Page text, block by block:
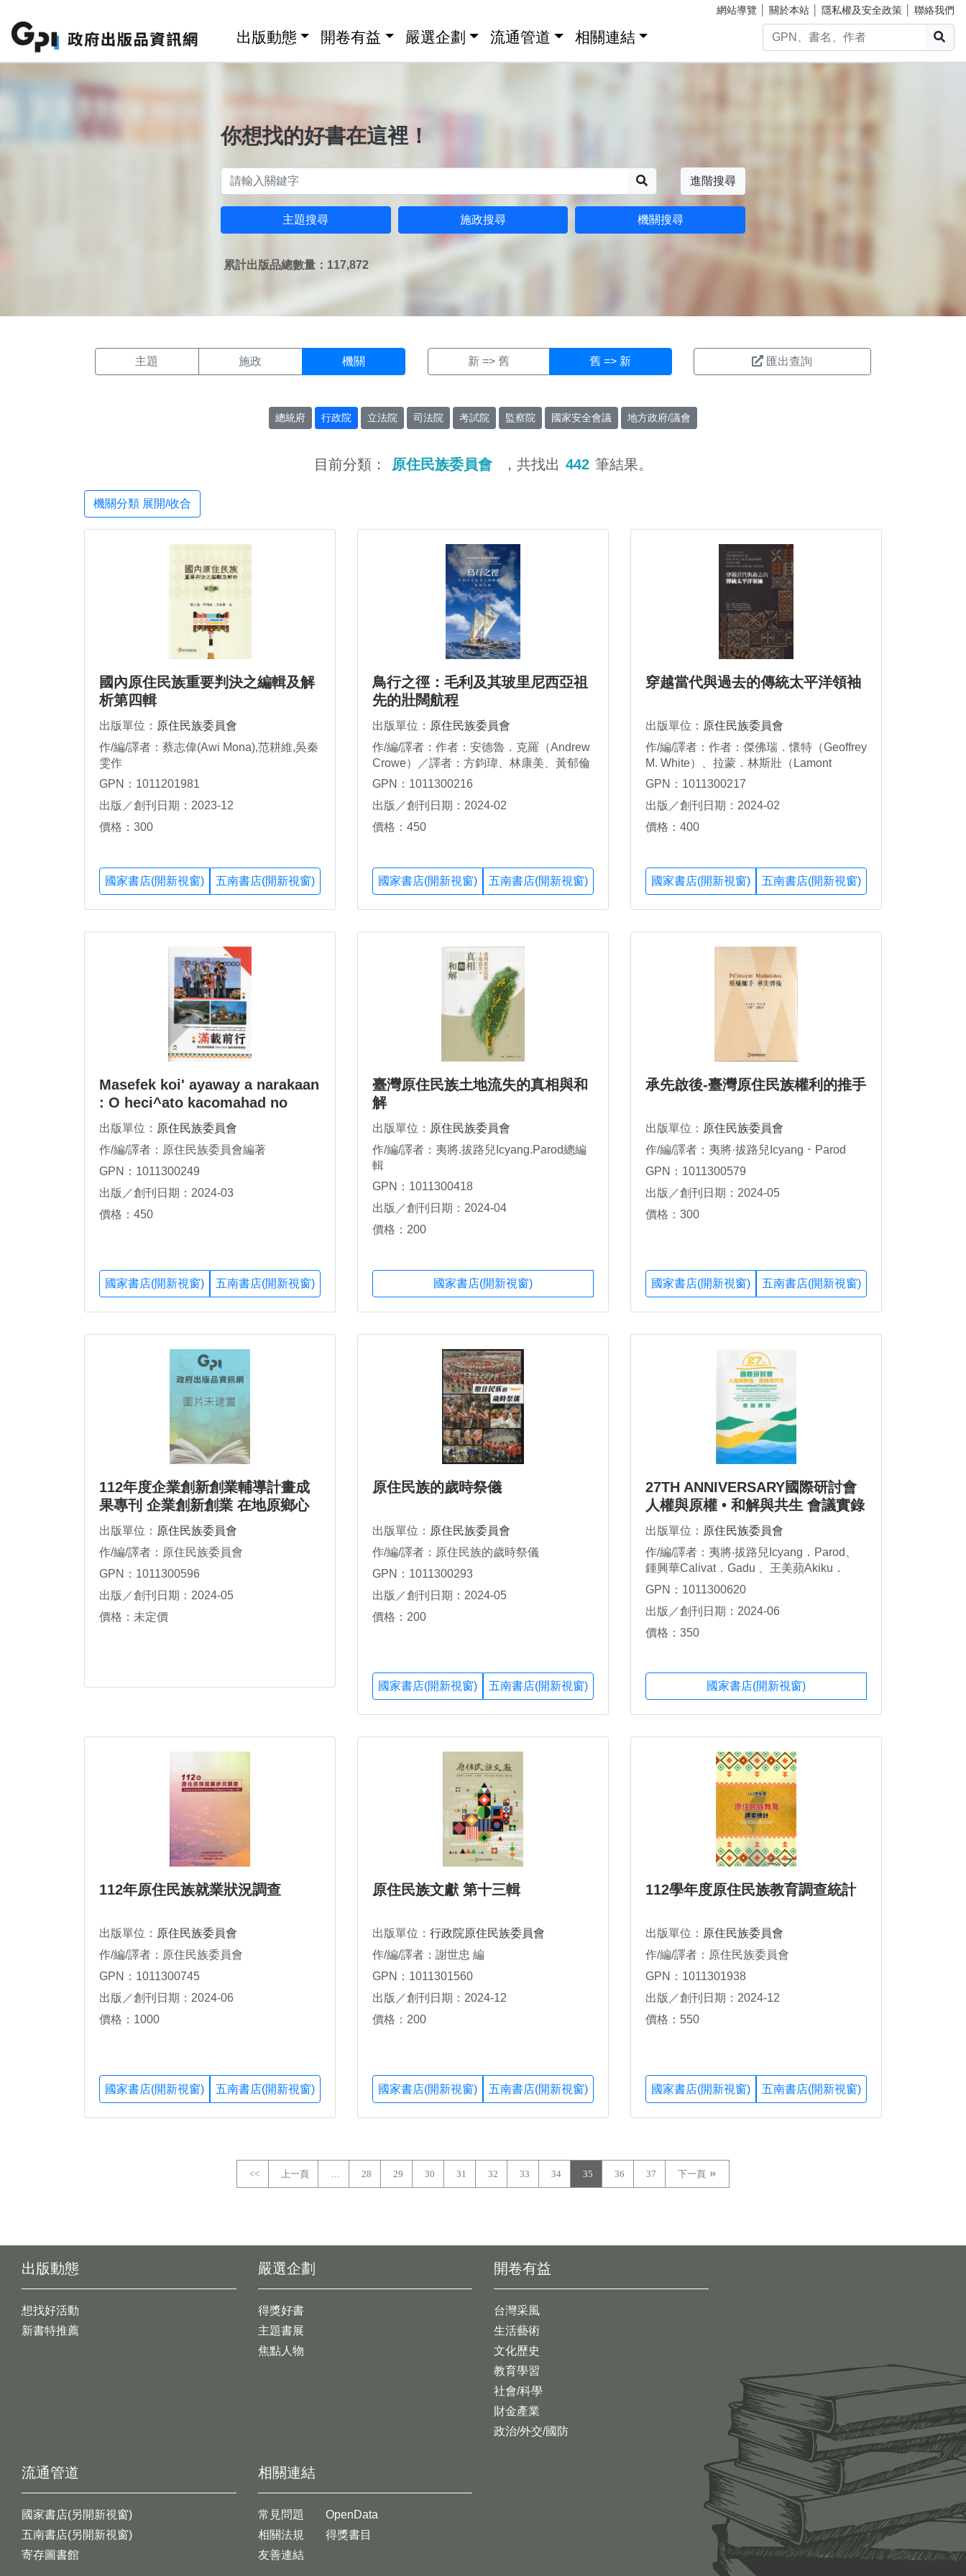
網站導覽 關於本站 隱私權及安全政策 聯絡我們
出版動態 開卷有益 嚴選企劃 流通管道 相關連結
你想找的好書在這裡！
進階搜尋
主題搜尋 施政搜尋 機關搜尋
累計出版品總數量：117,872
主題 施政 機關 新 => 舊 舊 => 新 匯出查詢
總統府 行政院 立法院 司法院 考試院 監察院 國家安全會議 地方政府/議會
目前分類： 原住民族委員會 ，共找出 442 筆結果。
機關分類 展開/收合
國內原住民族重要判決之編輯及解
析第四輯
出版單位： 原住民族委員會
作/編/譯者：蔡志偉(Awi Mona),范耕維,吳秦
雯作
GPN：1011201981
出版／創刊日期：2023-12
價格：300
國家書店(開新視窗) 五南書店(開新視窗)
鳥行之徑：毛利及其玻里尼西亞祖
先的壯闊航程
出版單位： 原住民族委員會
作/編/譯者：作者：安德魯．克羅（Andrew
Crowe）／譯者：方鈞瑋、林康美、黃郁倫
GPN：1011300216
出版／創刊日期：2024-02
價格：450
國家書店(開新視窗) 五南書店(開新視窗)
穿越當代與過去的傳統太平洋領袖
出版單位： 原住民族委員會
作/編/譯者：作者：傑佛瑞．懷特（Geoffrey
M. White）、拉蒙．林斯壯（Lamont
Lindstrom）／譯者：林浩立、李孟儒Sra
Lusausatj
GPN：1011300217
出版／創刊日期：2024-02
價格：400
國家書店(開新視窗) 五南書店(開新視窗)
Masefek koi' ayaway a narakaan
: O heci^ato kacomahad no
nitayalan no Yin-cu-min-cu u-
yin-huy i 2016
出版單位： 原住民族委員會
作/編/譯者：原住民族委員會編著
GPN：1011300249
出版／創刊日期：2024-03
價格：450
國家書店(開新視窗) 五南書店(開新視窗)
臺灣原住民族土地流失的真相與和
解
出版單位： 原住民族委員會
作/編/譯者：夷將.拔路兒Icyang.Parod總編
輯
GPN：1011300418
出版／創刊日期：2024-04
價格：200
國家書店(開新視窗)
承先啟後-臺灣原住民族權利的推手
出版單位： 原住民族委員會
作/編/譯者：夷將·拔路兒Icyang ･ Parod
GPN：1011300579
出版／創刊日期：2024-05
價格：300
國家書店(開新視窗) 五南書店(開新視窗)
112年度企業創新創業輔導計畫成
果專刊 企業創新創業 在地原鄉心
出版單位： 原住民族委員會
作/編/譯者：原住民族委員會
GPN：1011300596
出版／創刊日期：2024-05
價格：未定價
原住民族的歲時祭儀
出版單位： 原住民族委員會
作/編/譯者：原住民族的歲時祭儀
GPN：1011300293
出版／創刊日期：2024-05
價格：200
國家書店(開新視窗) 五南書店(開新視窗)
27TH ANNIVERSARY國際研討會
人權與原權 • 和解與共生 會議實錄
出版單位： 原住民族委員會
作/編/譯者：夷將‧拔路兒Icyang．Parod、
鍾興華Calivat．Gadu 、王美蘋Akiku．
Haisum、雅柏甦詠．博伊哲努
莎韻．斗夙Sayun．Tosu、李政專、梁瑋
GPN：1011300620
出版／創刊日期：2024-06
價格：350
國家書店(開新視窗)
112年原住民族就業狀況調查
出版單位： 原住民族委員會
作/編/譯者：原住民族委員會
GPN：1011300745
出版／創刊日期：2024-06
價格：1000
國家書店(開新視窗) 五南書店(開新視窗)
原住民族文獻 第十三輯
出版單位： 行政院原住民族委員會
作/編/譯者：謝世忠 編
GPN：1011301560
出版／創刊日期：2024-12
價格：200
國家書店(開新視窗) 五南書店(開新視窗)
112學年度原住民族教育調查統計
出版單位： 原住民族委員會
作/編/譯者：原住民族委員會
GPN：1011301938
出版／創刊日期：2024-12
價格：550
國家書店(開新視窗) 五南書店(開新視窗)
<< 上一頁 28 29 30 31 32 33 34 35 36 37 下一頁
出版動態
想找好活動
新書特推薦
開卷有益
台灣采風
生活藝術
文化歷史
教育學習
社會/科學
財金產業
政治/外交/國防
嚴選企劃
得獎好書
主題書展
焦點人物
流通管道
國家書店(另開新視窗)
五南書店(另開新視窗)
寄存圖書館
相關連結
常見問題
相關法規
友善連結
OpenData
得獎書目